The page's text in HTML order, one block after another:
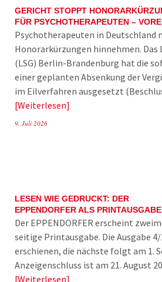
GERICHT STOPPT
FÜR PSYCHOTHERAPEUTEN –
Psychotherapeuten in Deutschland
Honorarkürzungen hinnehmen.
(LSG) Berlin-Brandenburg hat die
einer geplanten Absenkung der
im Eilverfahren ausgesetzt
Weiterlesen
9. Juli 2026
LESEN WIE GEDRUCKT: DER
EPPENDORFER ALS PRINTAUSGABE
Der EPPENDORFER erscheint
seitige Printausgabe. Die Ausgabe
erschienen, die nächste folgt am 1.
Anzeigenschluss ist am 21.
Weiterlesen